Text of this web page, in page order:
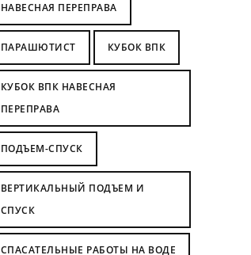
НАВЕСНАЯ ПЕРЕПРАВА
ПАРАШЮТИСТ КУБОК ВПК
КУБОК ВПК НАВЕСНАЯ
ПЕРЕПРАВА
ПОДЪЕМ-СПУСК
ВЕРТИКАЛЬНЫЙ ПОДЪЕМ И
СПУСК
СПАСАТЕЛЬНЫЕ РАБОТЫ НА ВОДЕ